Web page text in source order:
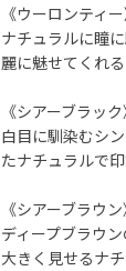
《ウーロンティー
ナチュラルに瞳
麗に魅せてくれ
《シアーブラック
白目に馴染むシ
たナチュラルで印
《シアーブラウン
ディープブラウ
大きく見せるナチ